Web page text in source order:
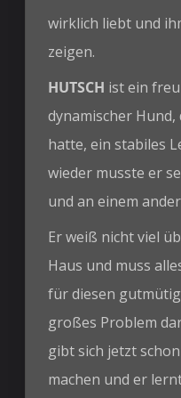
wirklich liebt und
zeigen.
HUTSCH ist ein
dynamischer Hund,
hatte, ein stabiles
wieder musste er
und an einem
Er weiß nicht viel
Haus und muss
für diesen
großes Problem
gibt sich jetzt
machen und er